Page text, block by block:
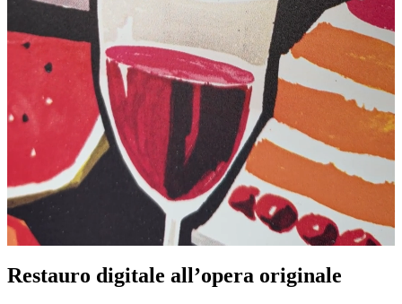
Restauro digitale all’opera originale